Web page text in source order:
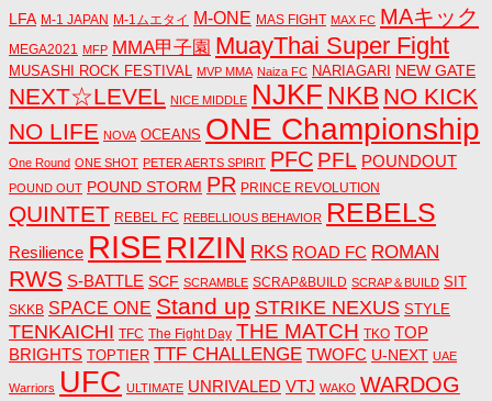
LFA M-1 JAPAN M-1ムエタイ M-ONE MAS FIGHT MAX FC MAキック
MEGA2021 MFP MMA甲子園 MuayThai Super Fight
MUSASHI ROCK FESTIVAL MVP MMA Naiza FC NARIAGARI NEW GATE
NEXT☆LEVEL NICE MIDDLE NJKF NKB NO KICK
NO LIFE NOVA OCEANS ONE Championship
One Round ONE SHOT PETER AERTS SPIRIT PFC PFL POUNDOUT
POUND OUT POUND STORM PR PRINCE REVOLUTION
QUINTET REBEL FC REBELLIOUS BEHAVIOR REBELS
Resilience RISE RIZIN RKS ROAD FC ROMAN
RWS S-BATTLE SCF SCRAMBLE SCRAP&BUILD SCRAP＆BUILD SIT
SKKB SPACE ONE Stand up STRIKE NEXUS STYLE
TENKAICHI TFC The Fight Day THE MATCH TKO TOP
BRIGHTS TOPTIER TTF CHALLENGE TWOFC U-NEXT UAE
Warriors UFC ULTIMATE UNRIVALED VTJ WAKO WARDOG